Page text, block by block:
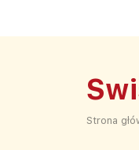
Strona